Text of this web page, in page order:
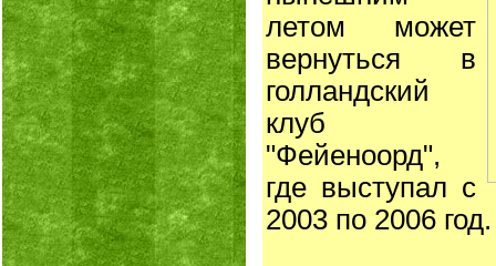
летом может
вернуться в
голландский
клуб
"Фейеноорд",
где выступал с
2003 по 2006